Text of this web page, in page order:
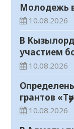
Молодежь
10.08.2026
В
участием
«Жасыл ел»
10.08.2026
грантов
10.08.2026